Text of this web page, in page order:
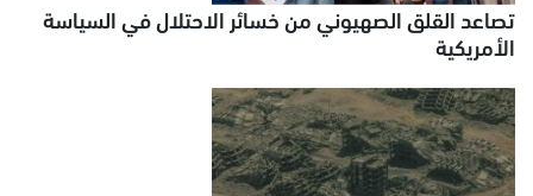
تصاعد القلق الصهيوني من خسائر الاحتلال في السياسة
الأمريكية